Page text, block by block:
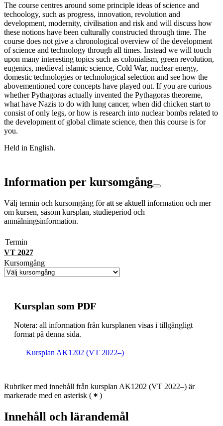
The course centres around some principle ideas of science and
techoology, such as progress, innovation, revolution and
development, modernity, civilisation and risk and will discuss how
these notions have been culturally constructed through time. The
course does not give a chronological overview of the development
of science and technology through all times. Instead we will touch
upon many interesting topics such as colonialism, green revolution,
eugenics, medieval islamic science, Cold War, nuclear energy,
domestic technologies or technological selection and see how the
abovementioned core concepts have played out. If you are curious
whether Pythagoras actually invented the Pythagoras theoreme,
what have Nazis to do with lung cancer, when did chicken start to
consist of only legs, or how is research into nuclear bombs related to
the development of global climate science, then this course is for
you.
Held in English.
Information per kursomgång
Välj termin och kursomgång för att se aktuell information och mer
om kursen, såsom kursplan, studieperiod och
anmälningsinformation.
Termin
VT 2027
Kursomgång
Kursplan som PDF
Notera: all information från kursplanen visas i tillgängligt
format på denna sida.
Kursplan AK1202 (VT 2022–)
Rubriker med innehåll från kursplan AK1202 (VT 2022–) är
markerade med en asterisk ( )
Innehåll och lärandemål